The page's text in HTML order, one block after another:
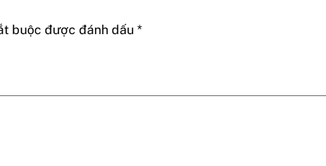
buộc được đánh dấu *